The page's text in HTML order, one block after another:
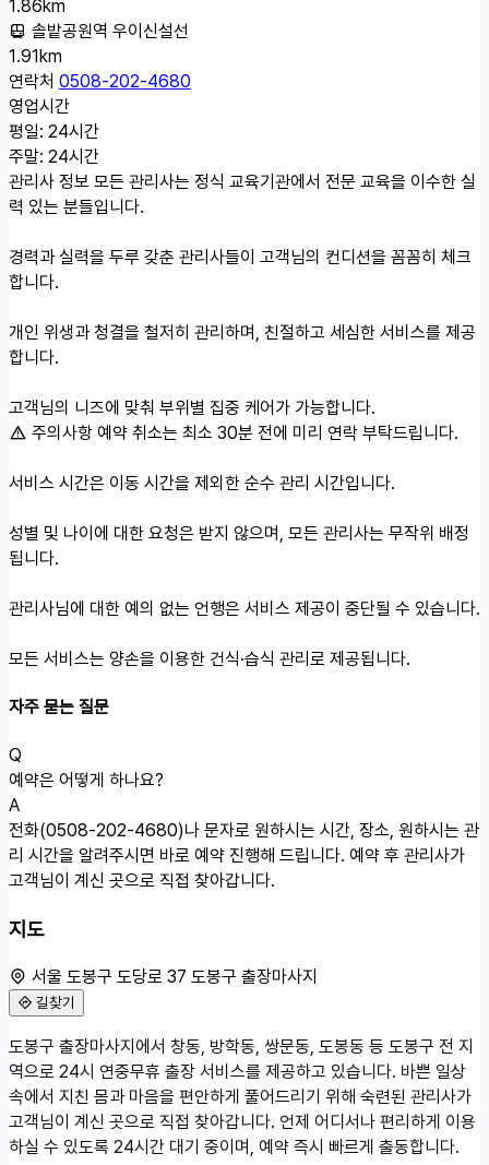
1.86km
솔밭공원역 우이신설선
1.91km
연락처 0508-202-4680
영업시간
평일: 24시간
주말: 24시간
관리사 정보 모든 관리사는 정식 교육기관에서 전문 교육을 이수한 실
력 있는 분들입니다.
경력과 실력을 두루 갖춘 관리사들이 고객님의 컨디션을 꼼꼼히 체크
합니다.
개인 위생과 청결을 철저히 관리하며, 친절하고 세심한 서비스를 제공
합니다.
고객님의 니즈에 맞춰 부위별 집중 케어가 가능합니다.
주의사항예약 취소는 최소 30분 전에 미리 연락 부탁드립니다.
서비스 시간은 이동 시간을 제외한 순수 관리 시간입니다.
성별 및 나이에 대한 요청은 받지 않으며, 모든 관리사는 무작위 배정
됩니다.
관리사님에 대한 예의 없는 언행은 서비스 제공이 중단될 수 있습니다.
모든 서비스는 양손을 이용한 건식·습식 관리로 제공됩니다.
자주 묻는 질문
Q
예약은 어떻게 하나요?
A
전화(0508-202-4680)나 문자로 원하시는 시간, 장소, 원하시는 관
리 시간을 알려주시면 바로 예약 진행해 드립니다. 예약 후 관리사가
고객님이 계신 곳으로 직접 찾아갑니다.
지도
서울 도봉구 도당로 37 도봉구 출장마사지
길찾기
서울 도봉구 도당로 37
도봉구 출장마사지에서 창동, 방학동, 쌍문동, 도봉동 등 도봉구 전 지
역으로 24시 연중무휴 출장 서비스를 제공하고 있습니다. 바쁜 일상
속에서 지친 몸과 마음을 편안하게 풀어드리기 위해 숙련된 관리사가
고객님이 계신 곳으로 직접 찾아갑니다. 언제 어디서나 편리하게 이용
하실 수 있도록 24시간 대기 중이며, 예약 즉시 빠르게 출동합니다.